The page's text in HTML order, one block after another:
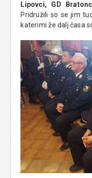
Lipovci, GD
Pridružili so se jim
katerimi že dalj časa